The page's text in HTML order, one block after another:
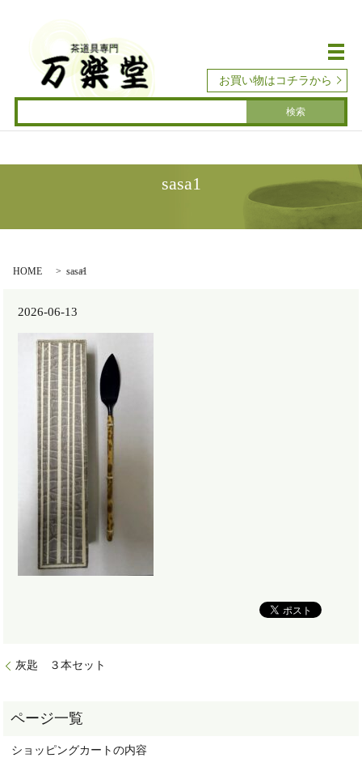
メ
お買い物はコチラから
sasa1
HOME sasa1
2026-06-13
灰匙 ３本セット
ショッピングカートの内容